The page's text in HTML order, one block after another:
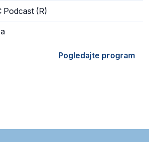
Podcast (R)
Pogledajte program